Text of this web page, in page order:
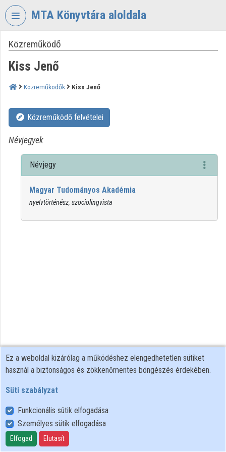
Fejléc kihagyása
MTA Könyvtára aloldala
VIDEOTORIUM
MAGYAR
TUDOMÁNYOS
KÖNYVTÁRA
Intézményi kezdőlap
Intézményi felfedezés
Kategóriák
Közreműködő
Kiss Jenő
Közreműködők Kiss Jenő
Közreműködő felvételei
Névjegyek
Névjegy
Magyar Tudományos Akadémia
nyelvtörténész, szociolingvista
Felhasználói szabályzat
Adatkezelési tájékoztató
Süti szabályzat
Ez a weboldal kizárólag a működéshez elengedhetetlen sütiket
használ a biztonságos és zökkenőmentes böngészés érdekében.
Süti szabályzat
Funkcionális sütik elfogadása
Személyes sütik elfogadása
Elfogad Elutasít